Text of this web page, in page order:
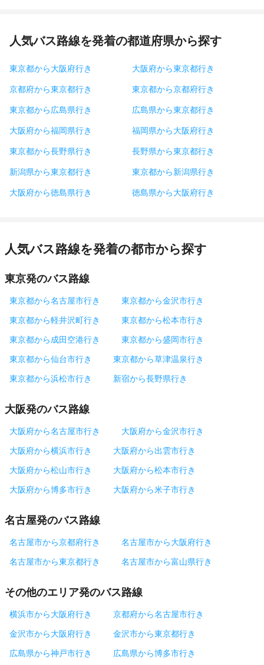
人気バス路線を発着の都道府県から探す
東京都から大阪府行き 大阪府から東京都行き
京都府から東京都行き 東京都から京都府行き
東京都から広島県行き 広島県から東京都行き
大阪府から福岡県行き 福岡県から大阪府行き
東京都から長野県行き 長野県から東京都行き
新潟県から東京都行き 東京都から新潟県行き
大阪府から徳島県行き 徳島県から大阪府行き
人気バス路線を発着の都市から探す
東京発のバス路線
東京都から名古屋市行き
東京都から金沢市行き
東京都から軽井沢町行き
東京都から松本市行き
東京都から成田空港行き
東京都から盛岡市行き
東京都から仙台市行き
東京都から草津温泉行き
東京都から浜松市行き
新宿から長野県行き
大阪発のバス路線
大阪府から名古屋市行き
大阪府から金沢市行き
大阪府から横浜市行き
大阪府から出雲市行き
大阪府から松山市行き
大阪府から松本市行き
大阪府から博多市行き
大阪府から米子市行き
名古屋発のバス路線
名古屋市から京都府行き
名古屋市から大阪府行き
名古屋市から東京都行き
名古屋市から富山県行き
その他のエリア発のバス路線
横浜市から大阪府行き
京都府から名古屋市行き
金沢市から大阪府行き
金沢市から東京都行き
広島県から神戸市行き
広島県から博多市行き